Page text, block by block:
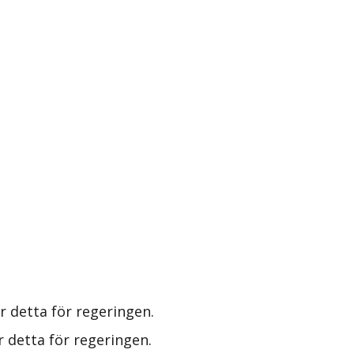
detta för regeringen.
detta för regeringen.